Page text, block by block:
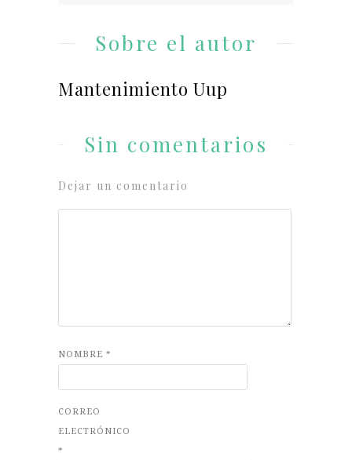
Sobre el autor
Mantenimiento Uup
Sin comentarios
Dejar un comentario
NOMBRE *
CORREO
ELECTRÓNICO
*